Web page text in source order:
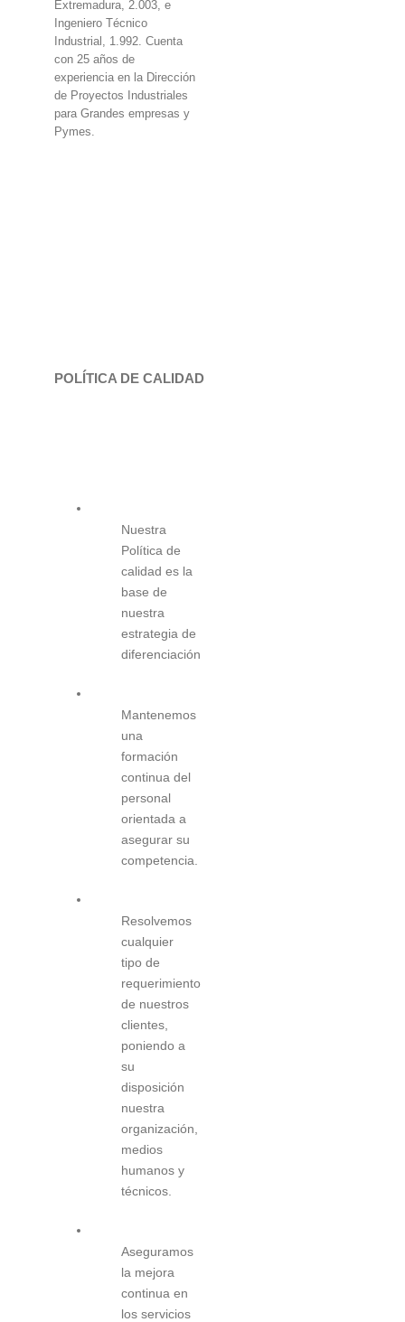
Extremadura, 2.003, e
Ingeniero Técnico
Industrial, 1.992. Cuenta
con 25 años de
experiencia en la Dirección
de Proyectos Industriales
para Grandes empresas y
Pymes.
POLÍTICA DE CALIDAD
Nuestra
Política de
calidad es la
base de
nuestra
estrategia de
diferenciación
Mantenemos
una
formación
continua del
personal
orientada a
asegurar su
competencia.
Resolvemos
cualquier
tipo de
requerimiento
de nuestros
clientes,
poniendo a
su
disposición
nuestra
organización,
medios
humanos y
técnicos.
Aseguramos
la mejora
continua en
los servicios